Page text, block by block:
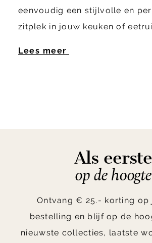
eenvoudig een stijlvolle en
zitplek in jouw keuken of
Lees meer
Als eerste
op de hoogte
Ontvang € 25.- korting op
bestelling en blijf op de
nieuwste collecties, laatste